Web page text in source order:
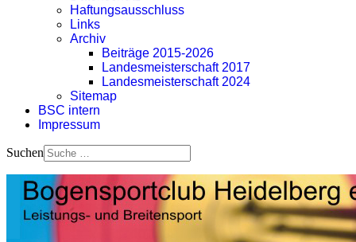
Haftungsausschluss
Links
Archiv
Beiträge 2015-2026
Landesmeisterschaft 2017
Landesmeisterschaft 2024
Sitemap
BSC intern
Impressum
Suchen